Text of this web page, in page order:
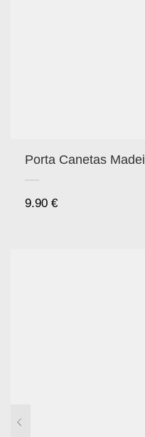
Porta Canetas
9.90 €